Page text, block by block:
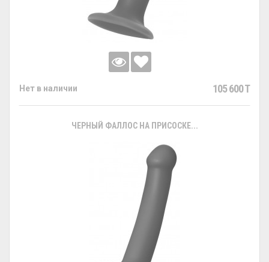
Нет в наличии 105 600 T
ЧЕРНЫЙ ФАЛЛОС НА ПРИСОСКЕ...